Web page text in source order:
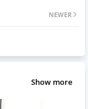
NEWER
Show more